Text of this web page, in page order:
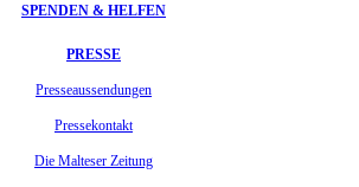
SPENDEN & HELFEN
PRESSE
Presseaussendungen
Pressekontakt
Die Malteser Zeitung